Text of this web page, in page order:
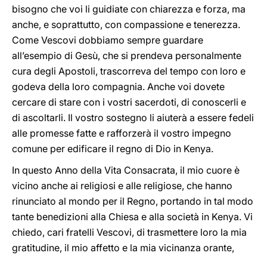
bisogno che voi li guidiate con chiarezza e forza, ma
anche, e soprattutto, con compassione e tenerezza.
Come Vescovi dobbiamo sempre guardare
all’esempio di Gesù, che si prendeva personalmente
cura degli Apostoli, trascorreva del tempo con loro e
godeva della loro compagnia. Anche voi dovete
cercare di stare con i vostri sacerdoti, di conoscerli e
di ascoltarli. Il vostro sostegno li aiuterà a essere fedeli
alle promesse fatte e rafforzerà il vostro impegno
comune per edificare il regno di Dio in Kenya.
In questo Anno della Vita Consacrata, il mio cuore è
vicino anche ai religiosi e alle religiose, che hanno
rinunciato al mondo per il Regno, portando in tal modo
tante benedizioni alla Chiesa e alla società in Kenya. Vi
chiedo, cari fratelli Vescovi, di trasmettere loro la mia
gratitudine, il mio affetto e la mia vicinanza orante,